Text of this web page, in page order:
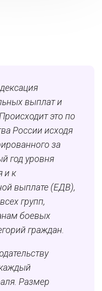
выплат и
это по
России исходя
за
год уровня
и к
выплате (ЕДВ),
групп,
боевых
граждан.
Размер